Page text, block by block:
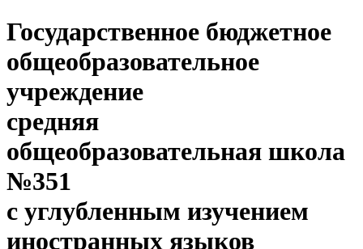
Государственное бюджетное
общеобразовательное
учреждение
средняя
общеобразовательная школа
№351
с углубленным изучением
иностранных языков